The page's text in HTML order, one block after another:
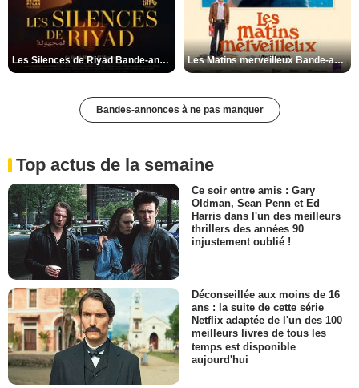
Les Silences de Riyad Bande-annonce VO STFR Les Matins merveilleux Bande-annonce VF
Bandes-annonces à ne pas manquer
Top actus de la semaine
Ce soir entre amis : Gary
Oldman, Sean Penn et Ed
Harris dans l'un des meilleurs
thrillers des années 90
injustement oublié !
Déconseillée aux moins de 16
ans : la suite de cette série
Netflix adaptée de l'un des 100
meilleurs livres de tous les
temps est disponible
aujourd'hui